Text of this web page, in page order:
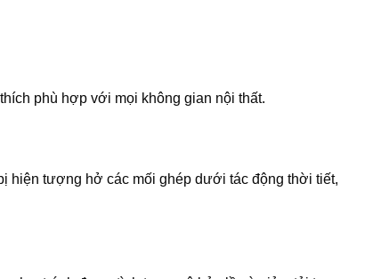
phù hợp với mọi không gian nội thất.
hiện tượng hở các mối ghép dưới tác động thời tiết,